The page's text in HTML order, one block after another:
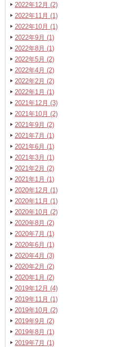
2022年12月 (2)
2022年11月 (1)
2022年10月 (1)
2022年9月 (1)
2022年8月 (1)
2022年5月 (2)
2022年4月 (2)
2022年2月 (2)
2022年1月 (1)
2021年12月 (3)
2021年10月 (2)
2021年9月 (2)
2021年7月 (1)
2021年6月 (1)
2021年3月 (1)
2021年2月 (2)
2021年1月 (1)
2020年12月 (1)
2020年11月 (1)
2020年10月 (2)
2020年8月 (2)
2020年7月 (1)
2020年6月 (1)
2020年4月 (3)
2020年2月 (2)
2020年1月 (2)
2019年12月 (4)
2019年11月 (1)
2019年10月 (2)
2019年9月 (2)
2019年8月 (1)
2019年7月 (1)